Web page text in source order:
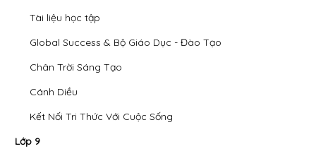
Tài liệu học tập
Global Success & Bộ Giáo Dục - Đào Tạo
Chân Trời Sáng Tạo
Cánh Diều
Kết Nối Tri Thức Với Cuộc Sống
Lớp 9